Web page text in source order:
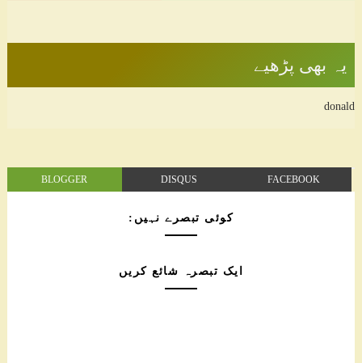
یہ بھی پڑھیے
donald
BLOGGER DISQUS FACEBOOK
کوئی تبصرے نہیں:
ایک تبصرہ شائع کریں